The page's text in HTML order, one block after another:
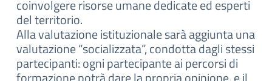
coinvolgere risorse umane dedicate ed esperti
del territorio.
Alla valutazione istituzionale sarà aggiunta una
valutazione “socializzata”, condotta dagli stessi
partecipanti: ogni partecipante ai percorsi di